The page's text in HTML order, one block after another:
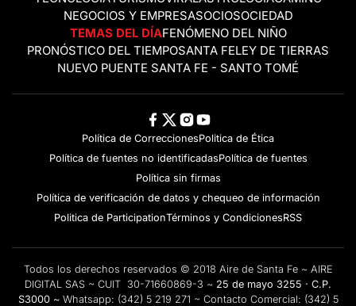
NEGOCIOS Y EMPRESASOCIOSOCIEDAD
TEMAS DEL DÍAFENÓMENO DEL NIÑO
PRONÓSTICO DEL TIEMPOSANTA FELEY DE TIERRAS
NUEVO PUENTE SANTA FE - SANTO TOMÉ
Política de CorreccionesPolitica de Ética
Política de fuentes no identificadasPolítica de fuentes
Política sin firmas
Política de verificación de datos y chequeo de información
Politica de ParticipationTérminos y CondicionesRSS
Todos los derechos reservados © 2018 Aire de Santa Fe ~ AIRE
DIGITAL SAS ~ CUIT 30-71660869-3 ~ 25 de mayo 3255 · C.P.
S3000 ~ Whatsapp: (342) 5 219 271 ~ Contacto Comercial: (342) 5